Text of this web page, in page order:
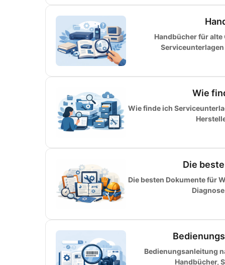
Handbücher für alte
Wie
Wie finde ich
Die
Die besten Dokumente für
Bedienungsanleitung
Handbücher,